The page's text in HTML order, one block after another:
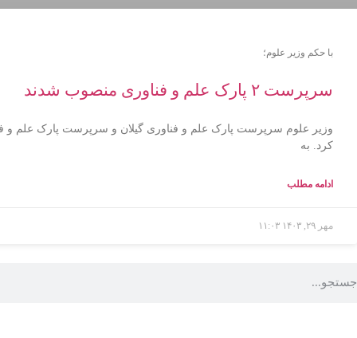
با حکم وزیر علوم؛
سرپرست ۲ پارک علم و فناوری منصوب شدند
وزیر علوم سرپرست پارک علم و فناوری گیلان و سرپرست پارک علم و
کرد. به
ادامه مطلب
مهر ۲۹, ۱۴۰۳ ۱۱:۰۳